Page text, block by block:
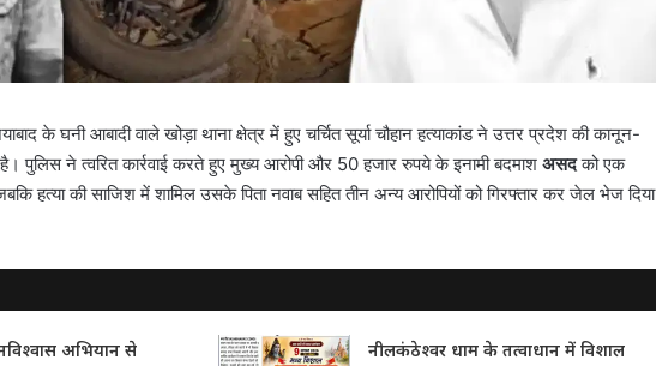
के घनी आबादी वाले खोड़ा थाना क्षेत्र में हुए चर्चित सूर्या चौहान हत्याकांड ने उत्तर प्रदेश की कानून-
है। पुलिस ने त्वरित कार्रवाई करते हुए मुख्य आरोपी और 50 हजार रुपये के इनामी बदमाश असदको एक
हत्या की साजिश में शामिल उसके पिता नवाब सहित तीन अन्य आरोपियों को गिरफ्तार कर जेल भेज दिया
अभियान से
नीलकंठेश्वर धाम के तत्वाधान में विशाल